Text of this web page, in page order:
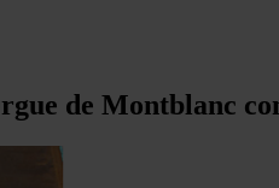
de Montblanc